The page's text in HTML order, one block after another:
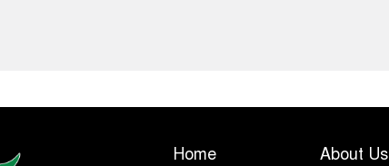
Home About Us